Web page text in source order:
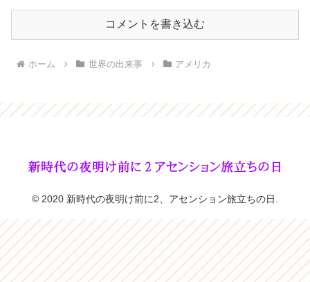
コメントを書き込む
ホーム 世界の出来事 アメリカ
© 2020 新時代の夜明け前に2、アセンション旅立ちの日.